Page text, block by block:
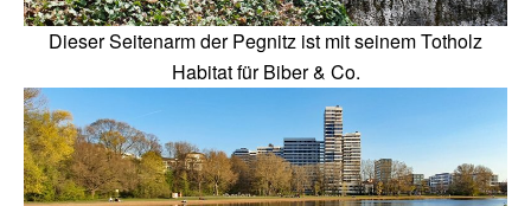
Dieser Seitenarm der Pegnitz ist mit seinem Totholz
Habitat für Biber & Co.